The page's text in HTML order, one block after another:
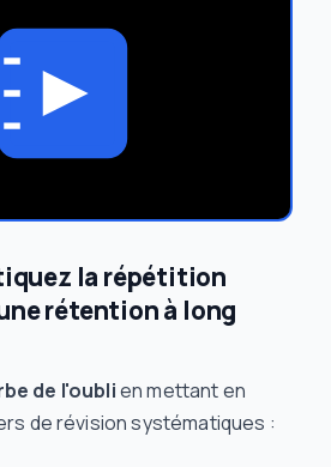
la répétition
rétention à long
de l'oublien mettant en
de révision systématiques :